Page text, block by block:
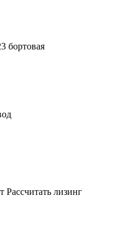
Рассчитать лизинг